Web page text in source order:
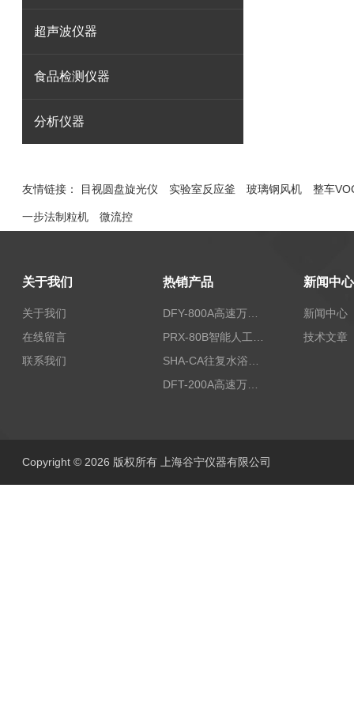
超声波仪器
食品检测仪器
分析仪器
友情链接： 目视圆盘旋光仪 实验室反应釜 玻璃钢风机 整车
一步法制粒机 微流控
关于我们
关于我们
在线留言
联系我们
热销产品 新闻中心
新闻中心
技术文章
Copyright © 2026 版权所有 上海谷宁仪器有限公司